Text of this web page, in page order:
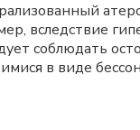
вследствие
соблюдать
в виде